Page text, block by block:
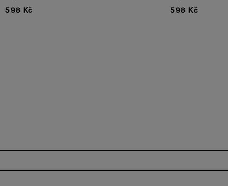
598 Kč 598 Kč